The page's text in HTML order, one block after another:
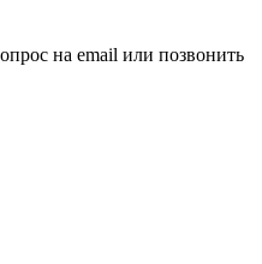
на email или позвонить